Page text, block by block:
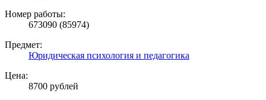
Номер работы:
673090 (85974)
Предмет:
Юридическая психология и педагогика
Цена:
8700 рублей